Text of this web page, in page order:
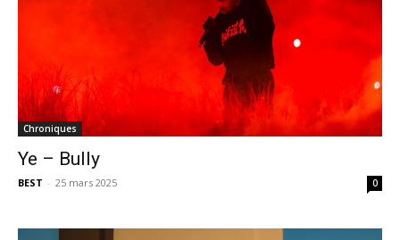
Chroniques
Ye – Bully
BEST - 25 mars 2025 0